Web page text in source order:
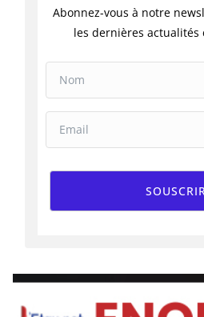
Abonnez-vous à notre
les dernières actualités